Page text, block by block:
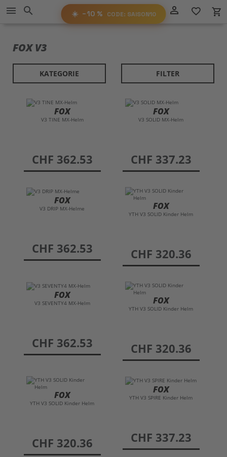
−10%RABATTAUF ALLES!
☀️ −10 % CODE: SAISON10 person_outline favorite_border local_grocery_store
menu search
FOX V3
KATEGORIE FILTER
FOX
V3 TINE MX-Helm
preis
CHF 362.53
FOX
V3 SOLID MX-Helm
preis
CHF 337.23
FOX
V3 DRIP MX-Helme
preis
CHF 362.53
FOX
YTH V3 SOLID Kinder Helm
preis
CHF 320.36
FOX
V3 SEVENTY4 MX-Helm
preis
CHF 362.53
FOX
YTH V3 SOLID Kinder Helm
preis
CHF 320.36
FOX
YTH V3 SOLID Kinder Helm
preis
CHF 320.36
FOX
YTH V3 SPIRE Kinder Helm
preis
CHF 337.23